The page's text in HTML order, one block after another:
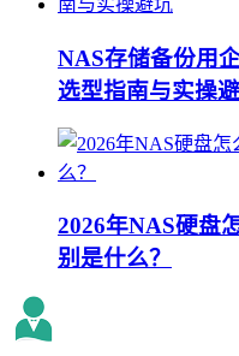
NAS存储备份用
选型指南与实操
2026年NAS硬盘
别是什么？